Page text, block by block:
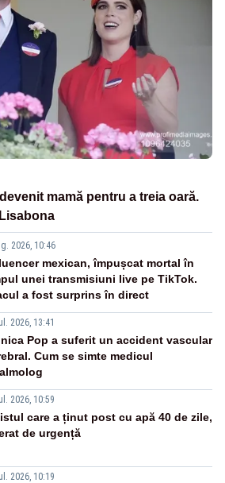
mamă pentru a treia oară.
2026, 10:46
mexican, împușcat mortal în
unei transmisiuni live pe TikTok.
a fost surprins în direct
2026, 13:41
Pop a suferit un accident vascular
Cum se simte medicul
2026, 10:59
care a ținut post cu apă 40 de zile,
de urgență
2026, 10:19